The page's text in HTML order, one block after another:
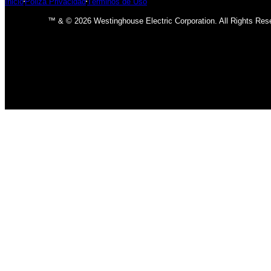
™ & © 2026 Westinghouse Electric Corporation. All Rights